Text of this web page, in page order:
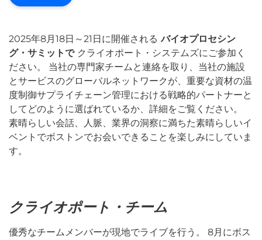
2025年8月18日～21日に開催される バイオプロセシン
グ・サミットで クライオポート・システムズにご参加く
ださい。 当社の専門家チームと連絡を取り、当社の施設
とサービスのグローバルネットワークが、重要な資材の温
度制御サプライチェーン管理における戦略的パートナーと
してどのように選ばれているか、詳細をご覧ください。
素晴らしい会話、人脈、業界の洞察に満ちた素晴らしいイ
ベントでボストンでお会いできることを楽しみにしていま
す。
クライオポート・チーム
優秀なチームメンバーが現地でライブを行う。 8月にボス